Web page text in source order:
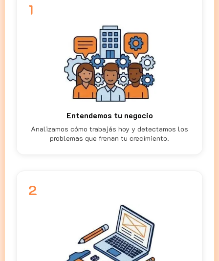
1
Entendemos tu negocio
Analizamos cómo trabajás hoy y detectamos los
problemas que frenan tu crecimiento.
2